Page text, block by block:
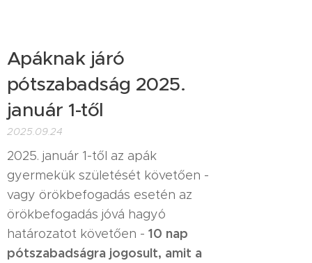
Apáknak járó
pótszabadság 2025.
január 1-től
2025.09.24
2025. január 1-től az apák
gyermekük születését követően -
vagy örökbefogadás esetén az
örökbefogadás jóvá hagyó
határozatot követően - 10 nap
pótszabadságra jogosult, amit a